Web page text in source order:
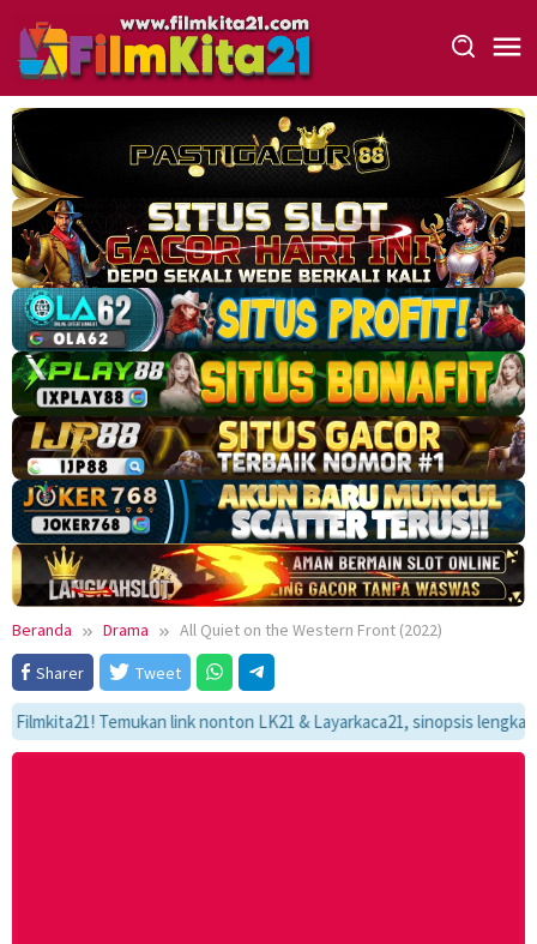
konten
Beranda Drama
All Quiet on the Western Front (2022)
Sharer
Tweet
Temukan link nonton LK21 & Layarkaca21, sinopsis lengkap,